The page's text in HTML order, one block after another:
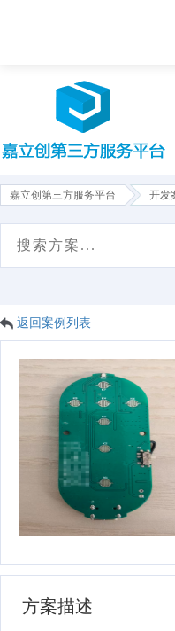
方案售卖
嘉立创第三方服务平台 开发
返回案例列表
方案描述